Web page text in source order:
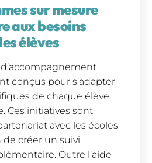
sur mesure
aux besoins
élèves
conçus pour s’adapter
de chaque élève
Ces initiatives sont
avec les écoles
de créer un suivi
Outre l’aide